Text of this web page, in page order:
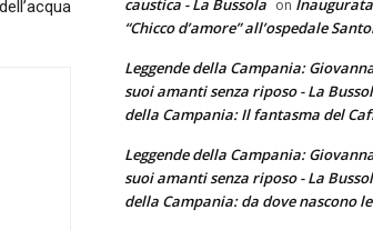
caustica - La Bussola on
“Chicco d’amore” all’ospedale
Leggende della Campania:
suoi amanti senza riposo - La
della Campania: Il fantasma del
Leggende della Campania:
suoi amanti senza riposo - La
della Campania: da dove nascono